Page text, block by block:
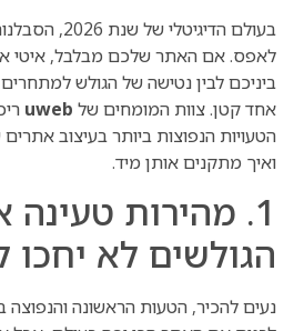
בעולם
לאפס. אם האתר שלכם מבלבל, איטי
ביניכם לבין נטישה של הגולש
אחד קטן. צוות המומחים של uweb
הטעויות הנפוצות ביותר בעיצוב
ואיך מתקנים אותן מיד.
1. מהירות טעינה
הגולשים לא יחכו
נעים להכיר, הטעות הראשונה והנפוצה